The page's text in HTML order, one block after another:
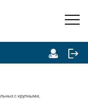
с крупными,